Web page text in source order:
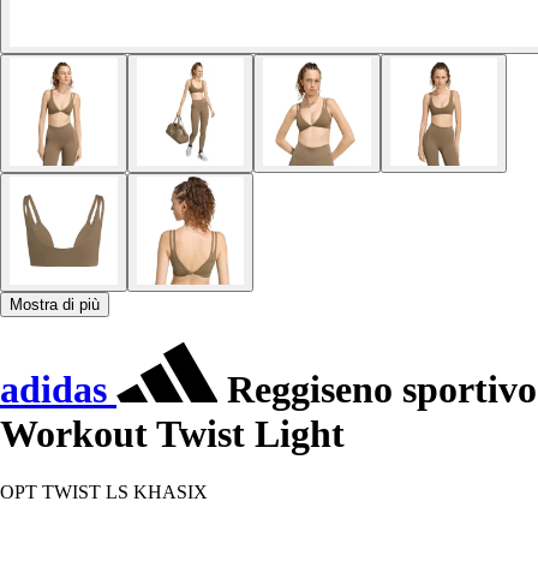
Mostra di più
adidas
Reggiseno sportivo
Workout Twist Light
OPT TWIST LS KHASIX